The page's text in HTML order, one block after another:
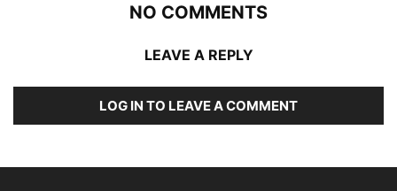
NO COMMENTS
LEAVE A REPLY
LOG IN TO LEAVE A COMMENT